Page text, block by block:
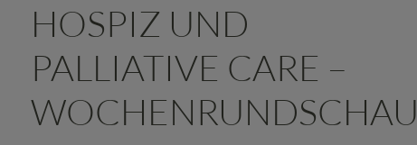
HOSPIZ UND
PALLIATIVE CARE –
WOCHENRUNDSCHAU